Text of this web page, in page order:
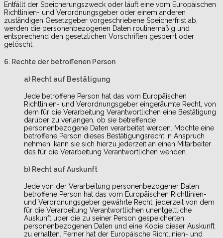
Entfällt der Speicherungszweck oder läuft eine vom Europäischen
Richtlinien- und Verordnungsgeber oder einem anderen
zuständigen Gesetzgeber vorgeschriebene Speicherfrist ab,
werden die personenbezogenen Daten routinemäßig und
entsprechend den gesetzlichen Vorschriften gesperrt oder
gelöscht.
6. Rechte der betroffenen Person
a) Recht auf Bestätigung
Jede betroffene Person hat das vom Europäischen
Richtlinien- und Verordnungsgeber eingeräumte Recht, von
dem für die Verarbeitung Verantwortlichen eine Bestätigung
darüber zu verlangen, ob sie betreffende
personenbezogene Daten verarbeitet werden. Möchte eine
betroffene Person dieses Bestätigungsrecht in Anspruch
nehmen, kann sie sich hierzu jederzeit an einen Mitarbeiter
des für die Verarbeitung Verantwortlichen wenden.
b) Recht auf Auskunft
Jede von der Verarbeitung personenbezogener Daten
betroffene Person hat das vom Europäischen Richtlinien-
und Verordnungsgeber gewährte Recht, jederzeit von dem
für die Verarbeitung Verantwortlichen unentgeltliche
Auskunft über die zu seiner Person gespeicherten
personenbezogenen Daten und eine Kopie dieser Auskunft
zu erhalten. Ferner hat der Europäische Richtlinien- und